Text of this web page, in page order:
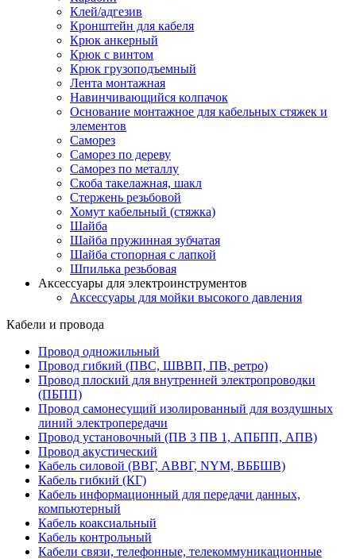
Клей/адгезив
Кронштейн для кабеля
Крюк анкерный
Крюк с винтом
Крюк грузоподъемный
Лента монтажная
Навинчивающийся колпачок
Основание монтажное для кабельных стяжек и
элементов
Саморез
Саморез по дереву
Саморез по металлу
Скоба такелажная, шакл
Стержень резьбовой
Хомут кабельный (стяжка)
Шайба
Шайба пружинная зубчатая
Шайба стопорная с лапкой
Шпилька резьбовая
Аксессуары для электроинструментов
Аксессуары для мойки высокого давления
Кабели и провода
Провод одножильный
Провод гибкий (ПВС, ШВВП, ПВ, ретро)
Провод плоский для внутренней электропроводки
(ПБПП)
Провод самонесущий изолированный для воздушных
линий электропередачи
Провод установочный (ПВ 3 ПВ 1, АПБПП, АПВ)
Провод акустический
Кабель силовой (ВВГ, АВВГ, NYM, ВББШВ)
Кабель гибкий (КГ)
Кабель информационный для передачи данных,
компьютерный
Кабель коаксиальный
Кабель контрольный
Кабели связи, телефонные, телекоммуникационные